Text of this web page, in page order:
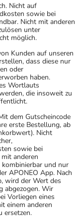
Nicht auf
sowie bei
Nicht mit anderen
unter
möglich.
Kunden auf unseren
dass diese nur
oder
haben.
Wortlauts
die insoweit zu
dem Gutscheincode
erste Bestellung, ab
Nicht
sowie bei
anderen
und nur
APONEO App. Nach
wird der Wert des
abgezogen. Wir
Vorliegen eines
einem anderen
ersetzen.